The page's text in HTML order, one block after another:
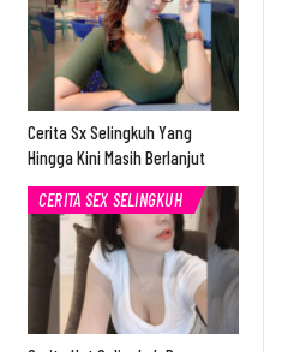
Cerita Sx Selingkuh Yang
Hingga Kini Masih Berlanjut
CERITA SEX SELINGKUH